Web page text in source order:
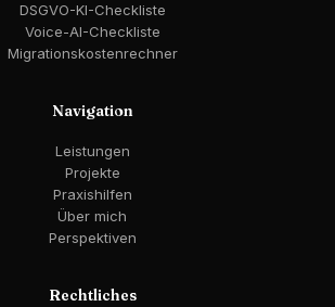
DSGVO-KI-Checkliste
Voice-AI-Checkliste
Migrationskostenrechner
Navigation
Leistungen
Projekte
Praxishilfen
Über mich
Perspektiven
Rechtliches